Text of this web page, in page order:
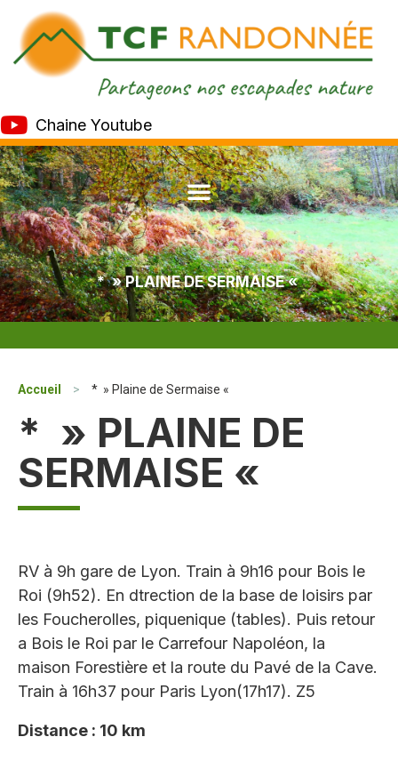
Chaine Youtube
* » PLAINE DE SERMAISE «
Accueil > * » Plaine de Sermaise «
* » PLAINE DE
SERMAISE «
RV à 9h gare de Lyon. Train à 9h16 pour Bois le
Roi (9h52). En dtrection de la base de loisirs par
les Foucherolles, piquenique (tables). Puis retour
a Bois le Roi par le Carrefour Napoléon, la
maison Forestière et la route du Pavé de la Cave.
Train à 16h37 pour Paris Lyon(17h17). Z5
Distance : 10 km